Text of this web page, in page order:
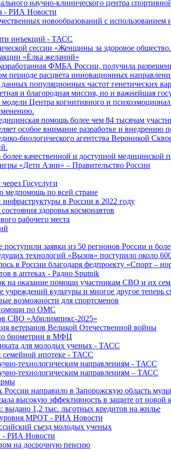
научно-клинического центра
- РИА Новости
новообразований с использованием
инъекций - ТАСС
сессии «Женщины за здоровое
«Ёлка желаний»
ФМБА России, получила
периоде расцвета инновационных
популяционных частот генетических
и благородная миссия, но и важнейшая
Центра когнитивного и
помощь более чем 84 тысячам
особое внимание разработке и внедрению
биологического агентства Вероникой
качественной и доступной
«Дети Азии» – Правительство России
Госуслуги
медпомощь по всей стране
инфраструктуры в России в 2022 году
здоровья космонавтов
рабочего места
заявки из 50 регионов России и
технологий «Вызов» поступило около 600
в России благодаря федпроекту «Спорт –
в аптеках - Радио Sputnik
на оказание помощи участникам СВО и их
культуры и многое другое теперь
возможности для спортсменов
по ОМС
СВО «Абилимпикс-2025»
ветеранов Великой Отечественной войны
биометрии в МФЦ
для молодых ученых - ТАСС
семейной ипотеке - ТАСС
технологическим направлениям - ТАСС
технологическим направлениям – ТАСС
направило в Запорожскую область
высокую эффективность в защите от новой
выдано 1,2 тыс. льготных кредитов на жилье
уровня МРОТ - РИА Новости
съезд молодых ученых
- РИА Новости
на досрочную пенсию